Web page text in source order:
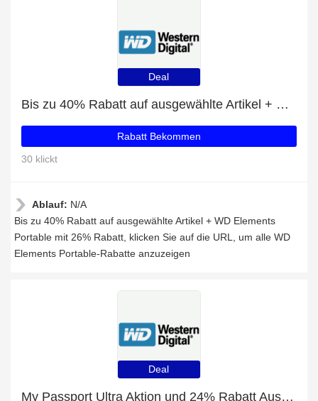
Deal
Bis zu 40% Rabatt auf ausgewählte Artikel + WD Elements Portable mit 26% Rabatt
Rabatt Bekommen
30 klickt
Ablauf: N/A
Bis zu 40% Rabatt auf ausgewählte Artikel + WD Elements
Portable mit 26% Rabatt, klicken Sie auf die URL, um alle WD
Elements Portable-Rabatte anzuzeigen
Deal
My Passport Ultra Aktion und 24% Rabatt Ausverkauf